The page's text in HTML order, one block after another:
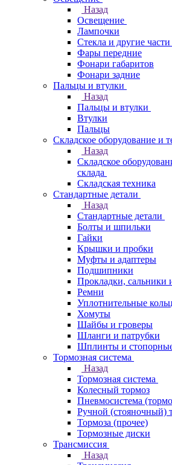
Назад
Освещение
Лампочки
Стекла и другие
Фары передние
Фонари габаритов
Фонари задние
Пальцы и втулки
Назад
Пальцы и втулки
Втулки
Пальцы
Складское оборудование и
Назад
Складское
склада
Складская техника
Стандартные детали
Назад
Стандартные детали
Болты и шпильки
Гайки
Крышки и пробки
Муфты и адаптеры
Подшипники
Прокладки, сальники
Ремни
Уплотнительные
Хомуты
Шайбы и гроверы
Шланги и патрубки
Шплинты и
Тормозная система
Назад
Тормозная система
Колесный тормоз
Пневмосиcтема
Ручной (стояночный)
Тормоза (прочее)
Тормозные диски
Трансмиссия
Назад